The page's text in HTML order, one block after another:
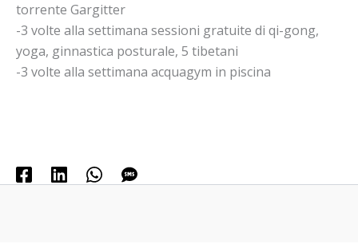
torrente Gargitter
-3 volte alla settimana sessioni gratuite di qi-gong,
yoga, ginnastica posturale, 5 tibetani
-3 volte alla settimana acquagym in piscina